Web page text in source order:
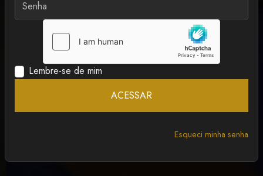
MAIS RECENTE
ANCAPSU
Lembre-se de mim
ACESSAR
Esqueci minha senha